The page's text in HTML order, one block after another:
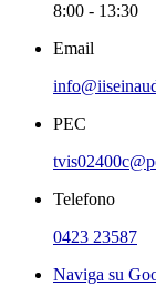
8:00 - 13:30
Email
PEC
Telefono
0423 23587
Naviga su